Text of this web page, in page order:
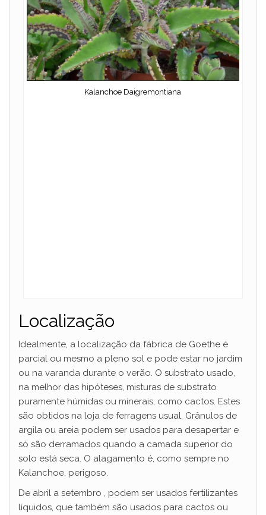
Kalanchoe Daigremontiana
Localização
Idealmente, a localização da fábrica de Goethe é
parcial ou mesmo a pleno sol e pode estar no jardim
ou na varanda durante o verão. O substrato usado,
na melhor das hipóteses, misturas de substrato
puramente húmidas ou minerais, como cactos. Estes
são obtidos na loja de ferragens usual. Grânulos de
argila ou areia podem ser usados ​​para desapertar e
só são derramados quando a camada superior do
solo está seca. O alagamento é, como sempre no
Kalanchoe, perigoso.
De abril a setembro , podem ser usados ​​fertilizantes
líquidos, que também são usados ​​para cactos ou